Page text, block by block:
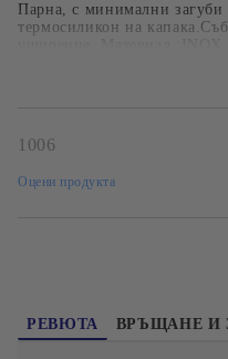
Парна, с минимални
термосиликон на
уширение. Материал
1006
Оцени продукта
РЕВЮТА ВРЪЩАНЕ И